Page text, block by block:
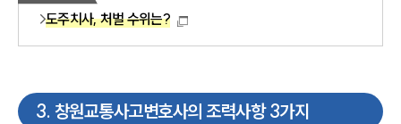
도주치사, 처벌 수위는?
3. 창원교통사고변호사의 조력사항 3가지